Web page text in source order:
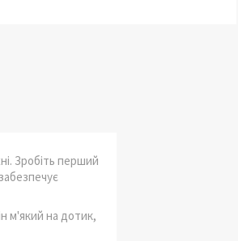
Зробіть перший
м'який на дотик,